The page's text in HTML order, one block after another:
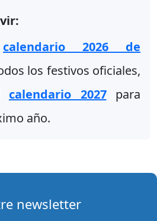
calendario 2026 de
los festivos oficiales,
calendario 2027para
año.
newsletter